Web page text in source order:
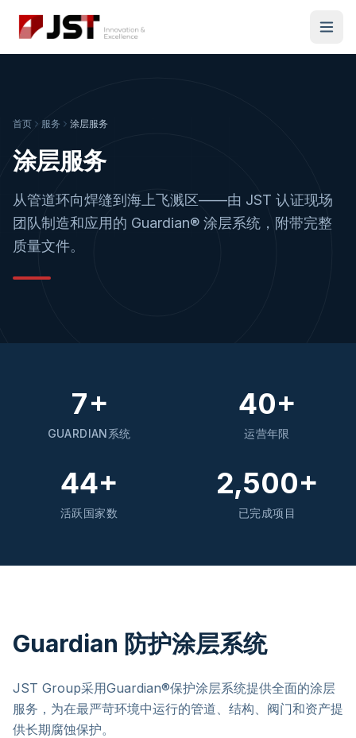
首页 服务 涂层服务
涂层服务
从管道环向焊缝到海上飞溅区——由 JST 认证现场
团队制造和应用的 Guardian® 涂层系统，附带完整
质量文件。
7+
GUARDIAN系统
40+
运营年限
44+
活跃国家数
2,500+
已完成项目
Guardian 防护涂层系统
JST Group采用Guardian®保护涂层系统提供全面的涂层
服务，为在最严苛环境中运行的管道、结构、阀门和资产提
供长期腐蚀保护。